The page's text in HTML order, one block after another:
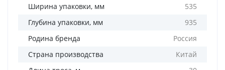
Ширина упаковки, мм
535
Глубина упаковки, мм
935
Родина бренда
Россия
Страна производства
Китай